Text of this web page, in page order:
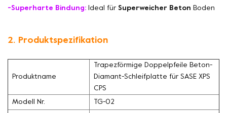
-Superharte Bindung: Ideal für Superweicher Beton Boden
2. Produktspezifikation
Produktname
Trapezförmige Doppelpfeile Beton-
Diamant-Schleifplatte für SASE XPS
CPS
Modell Nr. TG-02